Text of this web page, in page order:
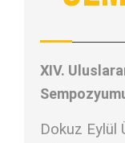
XIV.
Dokuz Eylül